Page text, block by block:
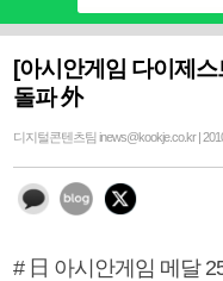
[아시안게임 다이제
돌파 外
디지털콘텐츠팀 inews@kookje.co.kr |
# 日 아시안게임 메달